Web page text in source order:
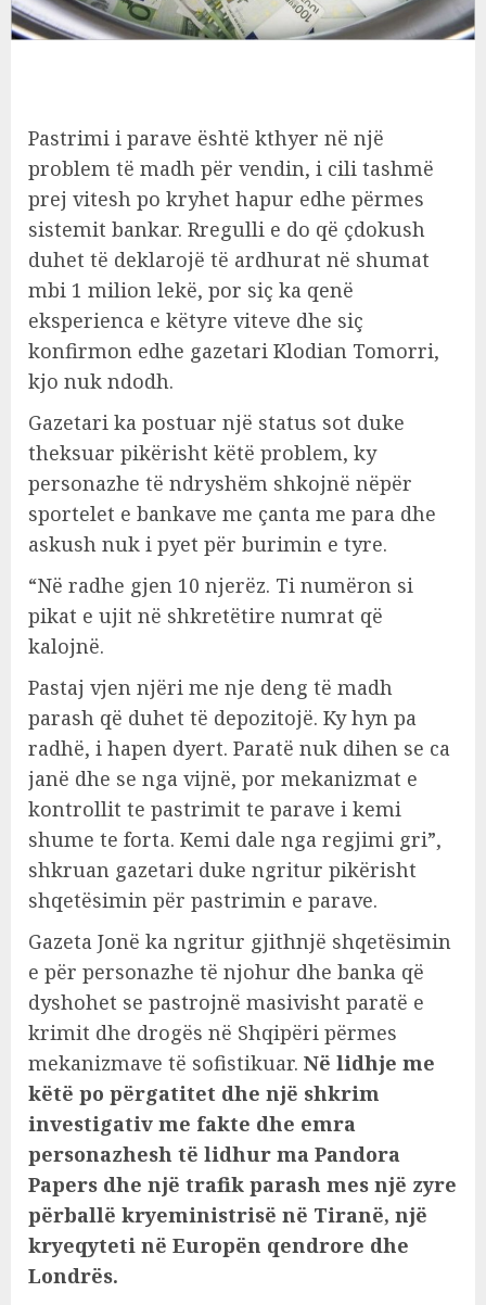
Pastrimi i parave është kthyer në një
problem të madh për vendin, i cili tashmë
prej vitesh po kryhet hapur edhe përmes
sistemit bankar. Rregulli e do që çdokush
duhet të deklarojë të ardhurat në shumat
mbi 1 milion lekë, por siç ka qenë
eksperienca e këtyre viteve dhe siç
konfirmon edhe gazetari Klodian Tomorri,
kjo nuk ndodh.
Gazetari ka postuar një status sot duke
theksuar pikërisht këtë problem, ky
personazhe të ndryshëm shkojnë nëpër
sportelet e bankave me çanta me para dhe
askush nuk i pyet për burimin e tyre.
“Në radhe gjen 10 njerëz. Ti numëron si
pikat e ujit në shkretëtire numrat që
kalojnë.
Pastaj vjen njëri me nje deng të madh
parash që duhet të depozitojë. Ky hyn pa
radhë, i hapen dyert. Paratë nuk dihen se ca
janë dhe se nga vijnë, por mekanizmat e
kontrollit te pastrimit te parave i kemi
shume te forta. Kemi dale nga regjimi gri”,
shkruan gazetari duke ngritur pikërisht
shqetësimin për pastrimin e parave.
Gazeta Jonë ka ngritur gjithnjë shqetësimin
e për personazhe të njohur dhe banka që
dyshohet se pastrojnë masivisht paratë e
krimit dhe drogës në Shqipëri përmes
mekanizmave të sofistikuar. Në lidhje me
këtë po përgatitet dhe një shkrim
investigativ me fakte dhe emra
personazhesh të lidhur ma Pandora
Papers dhe një trafik parash mes një zyre
përballë kryeministrisë në Tiranë, një
kryeqyteti në Europën qendrore dhe
Londrës.